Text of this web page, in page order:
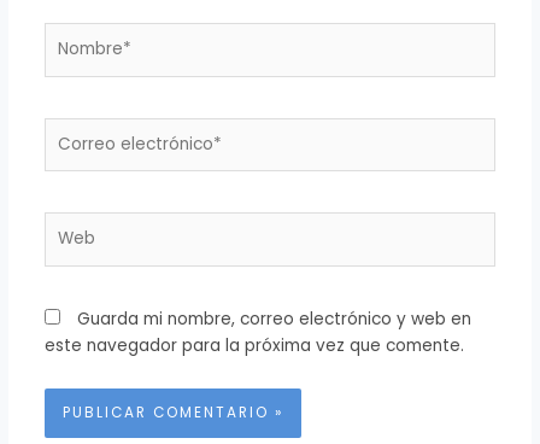
electrónico*
Guarda mi nombre, correo electrónico y web en
este navegador para la próxima vez que comente.